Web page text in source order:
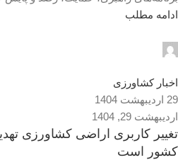
ادامه مطلب
اخبار کشاورزی
29 اردیبهشت 1404
اردیبهشت 29, 1404
تغییر کاربری اراضی کشاورزی
کشور است